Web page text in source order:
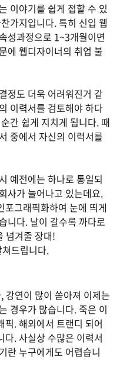
이야기를 쉽게 접할 수 있
가지입니다. 특히 신입 웹
성과정으로 1~3개월이면
에 웹디자이너의 취업 불
정도 더욱 어려워진거 같
이력서를 검토해야 하다
간 쉽게 지치게 됩니다. 때
중에서 자신의 이력서를
예전에는 하나로 통일되
사가 늘어나고 있는데요.
그래픽화하여 눈에 띄게
니다. 날이 갈수록 까다로
넘겨줄 장대!
드립니다.
강연이 많이 쏟아져 이제는
경우가 많습니다. 죽은 이
픽. 해외에서 트랜디 되어
. 사실상 수많은 이력서
란 누구에게도 어렵습니